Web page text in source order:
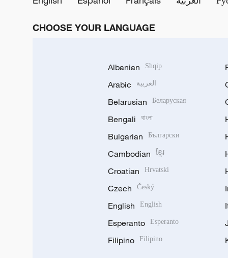
CHOOSE YOUR LANGUAGE
Albanian Shqip
Arabic العربية
Belarusian Беларуская
Bengali বাংলা
Bulgarian Български
Cambodian ខ្មែរ
Croatian Hrvatski
Czech Český
English English
Esperanto Esperanto
Filipino Filipino